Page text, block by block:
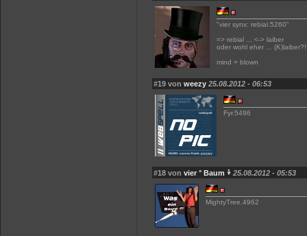
"vier synx: rebial.5260"
=> rebial ... <-> laiber
oder wohl eher ...
mind = blown
#19 von weezy 25.08.2012 - 06:53
Fyr.5496
#18 von vier ° Baum 25.08.2012 - 05:53
MightyTree.4962